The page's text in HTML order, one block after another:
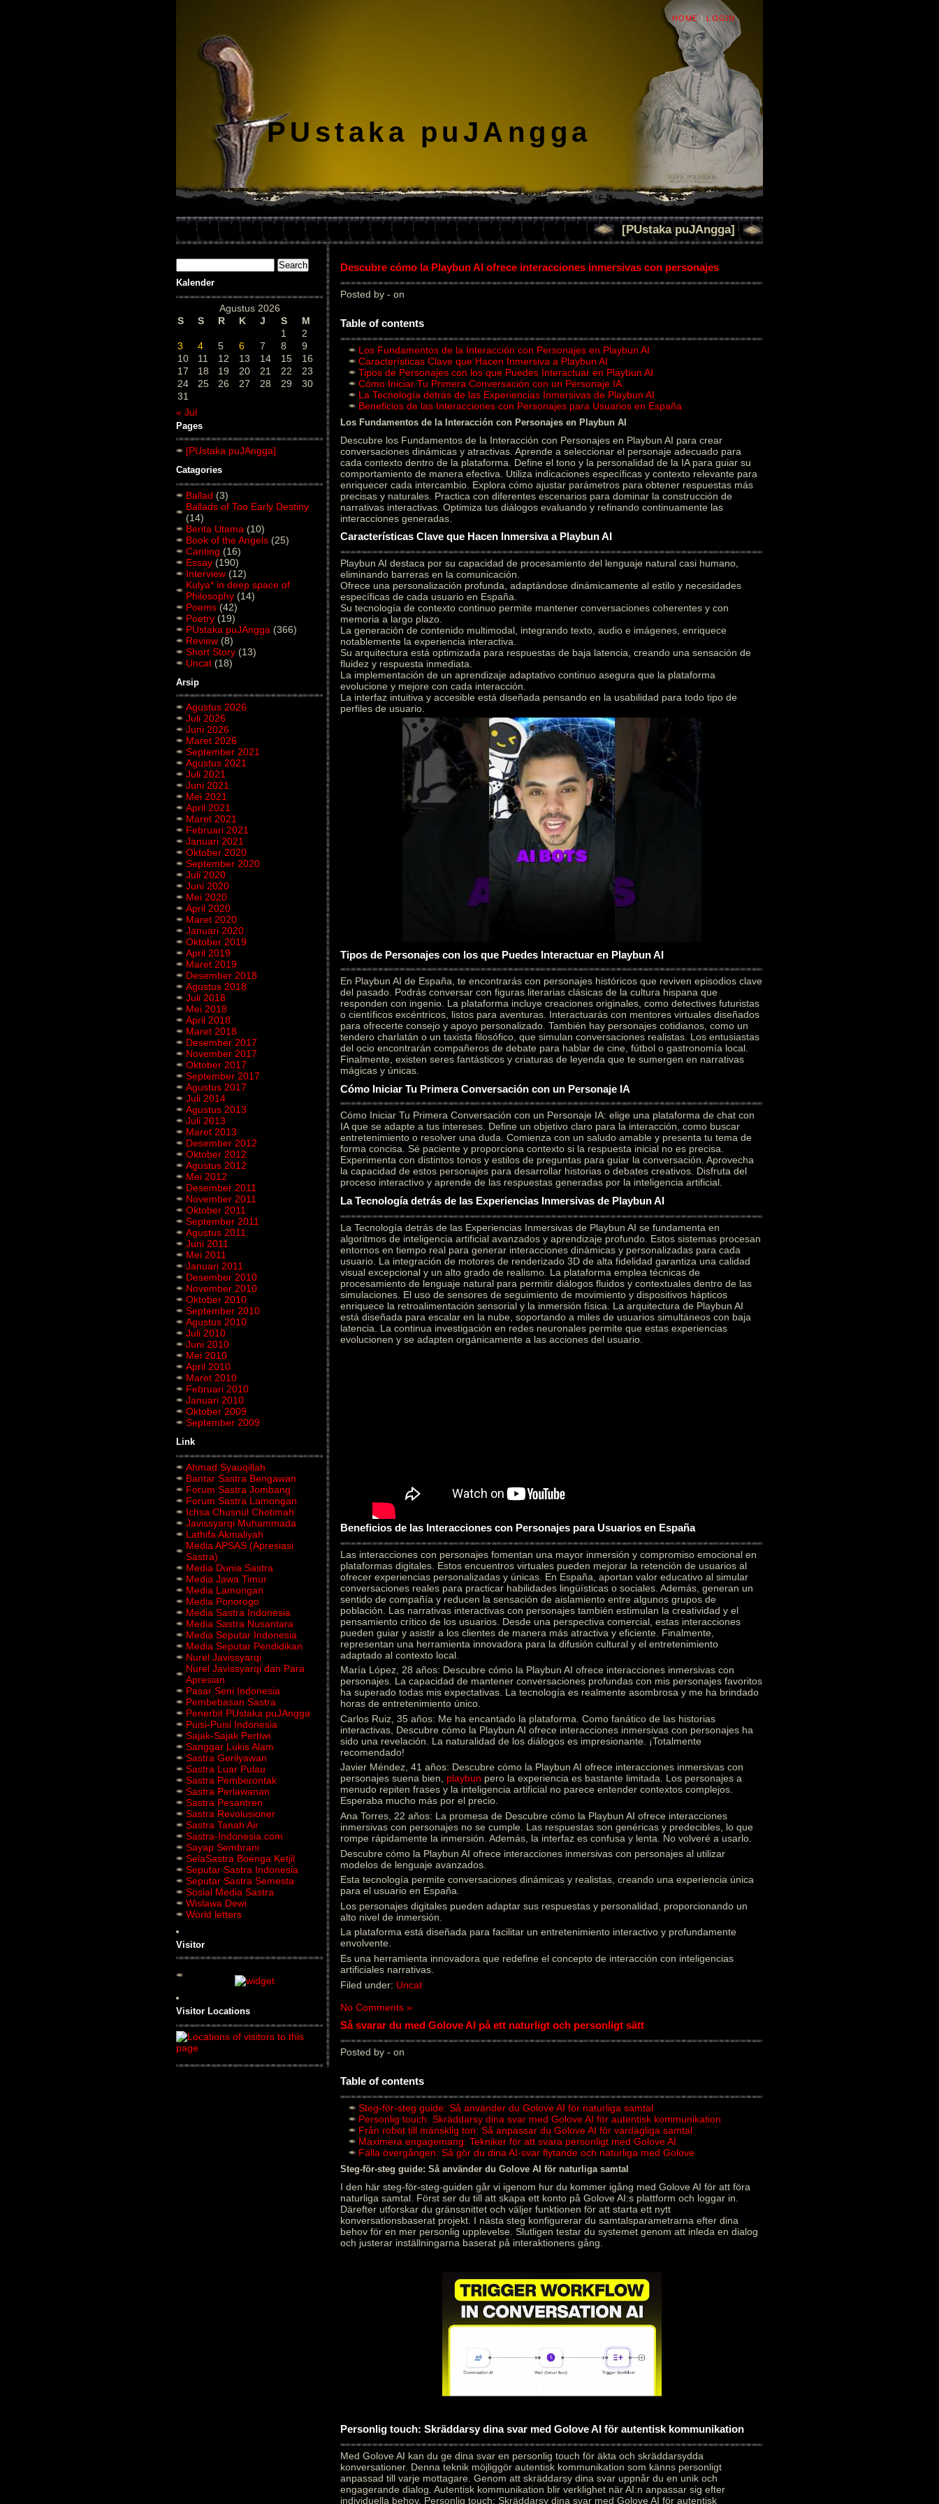
HOME | LOGIN
PUstaka puJAngga
[PUstaka puJAngga]
Kalender
Agustus 2026
S
S R K J S
M
1
2
3
4 5 6 7 8
9
10
11 12 13 14 15
16
17
18 19 20 21 22
23
24
25 26 27 28 29
30
31
« Jul
Pages
[PUstaka puJAngga]
Catagories
Ballad (3)
Ballads of Too Early Destiny
(14)
Berita Utama (10)
Book of the Angels (25)
Canting (16)
Essay (190)
Interview (12)
Kulya* in deep space of
Philosophy (14)
Poems (42)
Poetry (19)
PUstaka puJAngga (366)
Review (8)
Short Story (13)
Uncat (18)
Arsip
Agustus 2026
Juli 2026
Juni 2026
Maret 2026
September 2021
Agustus 2021
Juli 2021
Juni 2021
Mei 2021
April 2021
Maret 2021
Februari 2021
Januari 2021
Oktober 2020
September 2020
Juli 2020
Juni 2020
Mei 2020
April 2020
Maret 2020
Januari 2020
Oktober 2019
April 2019
Maret 2019
Desember 2018
Agustus 2018
Juli 2018
Mei 2018
April 2018
Maret 2018
Desember 2017
November 2017
Oktober 2017
September 2017
Agustus 2017
Juli 2014
Agustus 2013
Juli 2013
Maret 2013
Desember 2012
Oktober 2012
Agustus 2012
Mei 2012
Desember 2011
November 2011
Oktober 2011
September 2011
Agustus 2011
Juni 2011
Mei 2011
Januari 2011
Desember 2010
November 2010
Oktober 2010
September 2010
Agustus 2010
Juli 2010
Juni 2010
Mei 2010
April 2010
Maret 2010
Februari 2010
Januari 2010
Oktober 2009
September 2009
Link
Ahmad Syauqillah
Bantar Sastra Bengawan
Forum Sastra Jombang
Forum Sastra Lamongan
Ichsa Chusnul Chotimah
Javissyarqi Muhammada
Lathifa Akmaliyah
Media APSAS (Apresiasi
Sastra)
Media Dunia Sastra
Media Jawa Timur
Media Lamongan
Media Ponorogo
Media Sastra Indonesia
Media Sastra Nusantara
Media Seputar Indonesia
Media Seputar Pendidikan
Nurel Javissyarqi
Nurel Javissyarqi dan Para
Apresian
Pasar Seni Indonesia
Pembebasan Sastra
Penerbit PUstaka puJAngga
Puisi-Puisi Indonesia
Sajak-Sajak Pertiwi
Sanggar Lukis Alam
Sastra Gerilyawan
Sastra Luar Pulau
Sastra Pemberontak
Sastra Perlawanan
Sastra Pesantren
Sastra Revolusioner
Sastra Tanah Air
Sastra-Indonesia.com
Sayap Sembrani
SelaSastra Boenga Ketjil
Seputar Sastra Indonesia
Seputar Sastra Semesta
Sosial Media Sastra
Wislawa Dewi
World letters
Visitor
Visitor Locations
Descubre cómo la Playbun AI ofrece interacciones inmersivas con personajes
Posted by - on
Table of contents
Los Fundamentos de la Interacción con Personajes en Playbun AI
Características Clave que Hacen Inmersiva a Playbun AI
Tipos de Personajes con los que Puedes Interactuar en Playbun AI
Cómo Iniciar Tu Primera Conversación con un Personaje IA
La Tecnología detrás de las Experiencias Inmersivas de Playbun AI
Beneficios de las Interacciones con Personajes para Usuarios en España
Los Fundamentos de la Interacción con Personajes en Playbun AI
Descubre los Fundamentos de la Interacción con Personajes en Playbun AI para crear
conversaciones dinámicas y atractivas. Aprende a seleccionar el personaje adecuado para
cada contexto dentro de la plataforma. Define el tono y la personalidad de la IA para guiar su
comportamiento de manera efectiva. Utiliza indicaciones específicas y contexto relevante para
enriquecer cada intercambio. Explora cómo ajustar parámetros para obtener respuestas más
precisas y naturales. Practica con diferentes escenarios para dominar la construcción de
narrativas interactivas. Optimiza tus diálogos evaluando y refinando continuamente las
interacciones generadas.
Características Clave que Hacen Inmersiva a Playbun AI
Playbun AI destaca por su capacidad de procesamiento del lenguaje natural casi humano,
eliminando barreras en la comunicación.
Ofrece una personalización profunda, adaptándose dinámicamente al estilo y necesidades
específicas de cada usuario en España.
Su tecnología de contexto continuo permite mantener conversaciones coherentes y con
memoria a largo plazo.
La generación de contenido multimodal, integrando texto, audio e imágenes, enriquece
notablemente la experiencia interactiva.
Su arquitectura está optimizada para respuestas de baja latencia, creando una sensación de
fluidez y respuesta inmediata.
La implementación de un aprendizaje adaptativo continuo asegura que la plataforma
evolucione y mejore con cada interacción.
La interfaz intuitiva y accesible está diseñada pensando en la usabilidad para todo tipo de
perfiles de usuario.
Tipos de Personajes con los que Puedes Interactuar en Playbun AI
En Playbun AI de España, te encontrarás con personajes históricos que reviven episodios clave
del pasado. Podrás conversar con figuras literarias clásicas de la cultura hispana que
responden con ingenio. La plataforma incluye creaciones originales, como detectives futuristas
o científicos excéntricos, listos para aventuras. Interactuarás con mentores virtuales diseñados
para ofrecerte consejo y apoyo personalizado. También hay personajes cotidianos, como un
tendero charlatán o un taxista filosófico, que simulan conversaciones realistas. Los entusiastas
del ocio encontrarán compañeros de debate para hablar de cine, fútbol o gastronomía local.
Finalmente, existen seres fantásticos y criaturas de leyenda que te sumergen en narrativas
mágicas y únicas.
Cómo Iniciar Tu Primera Conversación con un Personaje IA
Cómo Iniciar Tu Primera Conversación con un Personaje IA: elige una plataforma de chat con
IA que se adapte a tus intereses. Define un objetivo claro para la interacción, como buscar
entretenimiento o resolver una duda. Comienza con un saludo amable y presenta tu tema de
forma concisa. Sé paciente y proporciona contexto si la respuesta inicial no es precisa.
Experimenta con distintos tonos y estilos de preguntas para guiar la conversación. Aprovecha
la capacidad de estos personajes para desarrollar historias o debates creativos. Disfruta del
proceso interactivo y aprende de las respuestas generadas por la inteligencia artificial.
La Tecnología detrás de las Experiencias Inmersivas de Playbun AI
La Tecnología detrás de las Experiencias Inmersivas de Playbun AI se fundamenta en
algoritmos de inteligencia artificial avanzados y aprendizaje profundo. Estos sistemas procesan
entornos en tiempo real para generar interacciones dinámicas y personalizadas para cada
usuario. La integración de motores de renderizado 3D de alta fidelidad garantiza una calidad
visual excepcional y un alto grado de realismo. La plataforma emplea técnicas de
procesamiento de lenguaje natural para permitir diálogos fluidos y contextuales dentro de las
simulaciones. El uso de sensores de seguimiento de movimiento y dispositivos hápticos
enriquece la retroalimentación sensorial y la inmersión física. La arquitectura de Playbun AI
está diseñada para escalar en la nube, soportando a miles de usuarios simultáneos con baja
latencia. La continua investigación en redes neuronales permite que estas experiencias
evolucionen y se adapten orgánicamente a las acciones del usuario.
Beneficios de las Interacciones con Personajes para Usuarios en España
Las interacciones con personajes fomentan una mayor inmersión y compromiso emocional en
plataformas digitales. Estos encuentros virtuales pueden mejorar la retención de usuarios al
ofrecer experiencias personalizadas y únicas. En España, aportan valor educativo al simular
conversaciones reales para practicar habilidades lingüísticas o sociales. Además, generan un
sentido de compañía y reducen la sensación de aislamiento entre algunos grupos de
población. Las narrativas interactivas con personajes también estimulan la creatividad y el
pensamiento crítico de los usuarios. Desde una perspectiva comercial, estas interacciones
pueden guiar y asistir a los clientes de manera más atractiva y eficiente. Finalmente,
representan una herramienta innovadora para la difusión cultural y el entretenimiento
adaptado al contexto local.
María López, 28 años: Descubre cómo la Playbun AI ofrece interacciones inmersivas con
personajes. La capacidad de mantener conversaciones profundas con mis personajes favoritos
ha superado todas mis expectativas. La tecnología es realmente asombrosa y me ha brindado
horas de entretenimiento único.
Carlos Ruiz, 35 años: Me ha encantado la plataforma. Como fanático de las historias
interactivas, Descubre cómo la Playbun AI ofrece interacciones inmersivas con personajes ha
sido una revelación. La naturalidad de los diálogos es impresionante. ¡Totalmente
recomendado!
Javier Méndez, 41 años: Descubre cómo la Playbun AI ofrece interacciones inmersivas con
personajes suena bien, playbun pero la experiencia es bastante limitada. Los personajes a
menudo repiten frases y la inteligencia artificial no parece entender contextos complejos.
Esperaba mucho más por el precio.
Ana Torres, 22 años: La promesa de Descubre cómo la Playbun AI ofrece interacciones
inmersivas con personajes no se cumple. Las respuestas son genéricas y predecibles, lo que
rompe rápidamente la inmersión. Además, la interfaz es confusa y lenta. No volveré a usarlo.
Descubre cómo la Playbun AI ofrece interacciones inmersivas con personajes al utilizar
modelos de lenguaje avanzados.
Esta tecnología permite conversaciones dinámicas y realistas, creando una experiencia única
para el usuario en España.
Los personajes digitales pueden adaptar sus respuestas y personalidad, proporcionando un
alto nivel de inmersión.
La plataforma está diseñada para facilitar un entretenimiento interactivo y profundamente
envolvente.
Es una herramienta innovadora que redefine el concepto de interacción con inteligencias
artificiales narrativas.
Filed under: Uncat
No Comments »
Så svarar du med Golove AI på ett naturligt och personligt sätt
Posted by - on
Table of contents
Steg-för-steg guide: Så använder du Golove AI för naturliga samtal
Personlig touch: Skräddarsy dina svar med Golove AI för autentisk kommunikation
Från robot till mänsklig ton: Så anpassar du Golove AI för vardagliga samtal
Maximera engagemang: Tekniker för att svara personligt med Golove AI
Fälla övergången: Så gör du dina AI-svar flytande och naturliga med Golove
Steg-för-steg guide: Så använder du Golove AI för naturliga samtal
I den här steg-för-steg-guiden går vi igenom hur du kommer igång med Golove AI för att föra
naturliga samtal. Först ser du till att skapa ett konto på Golove AI:s plattform och loggar in.
Därefter utforskar du gränssnittet och väljer funktionen för att starta ett nytt
konversationsbaserat projekt. I nästa steg konfigurerar du samtalsparametrarna efter dina
behov för en mer personlig upplevelse. Slutligen testar du systemet genom att inleda en dialog
och justerar inställningarna baserat på interaktionens gång.
Personlig touch: Skräddarsy dina svar med Golove AI för autentisk kommunikation
Med Golove AI kan du ge dina svar en personlig touch för äkta och skräddarsydda
konversationer. Denna teknik möjliggör autentisk kommunikation som känns personligt
anpassad till varje mottagare. Genom att skräddarsy dina svar uppnår du en unik och
engagerande dialog. Autentisk kommunikation blir verklighet när AI:n anpassar sig efter
individuella behov. Personlig touch: Skräddarsy dina svar med Golove AI för autentisk